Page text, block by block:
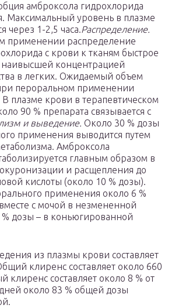
амброксола гидрохлорида
Максимальный уровень в плазме
через 1-2,5 часа.Распределение.
применении распределение
с крови к тканям быстрое
концентрацией
в легких. Ожидаемый объем
пероральном применении
В плазме крови в терапевтическом
90 % препарата связывается с
и выведение. Около 30 % дозы
применения выводится путем
Амброксола
главным образом в
и расщепления до
кислоты (около 10 % дозы).
применения около 6 %
с мочой в незмененной
дозы – в коньюгированной
из плазмы крови составляет
клиренс составляет около 660
клиренс составляет около 8 % от
около 83 % общей дозы